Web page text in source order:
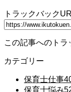
トラックバック
この記事へのトラ
カテゴリー
保育士仕事
保育士悩み